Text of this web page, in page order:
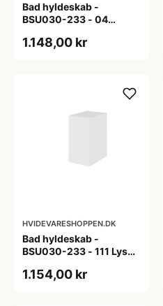
Bad hyldeskab -
BSU030-233 - 04
1.148,00 kr
HVIDEVARESHOPPEN.DK
Bad hyldeskab -
BSU030-233 - 111 Lys
1.154,00 kr